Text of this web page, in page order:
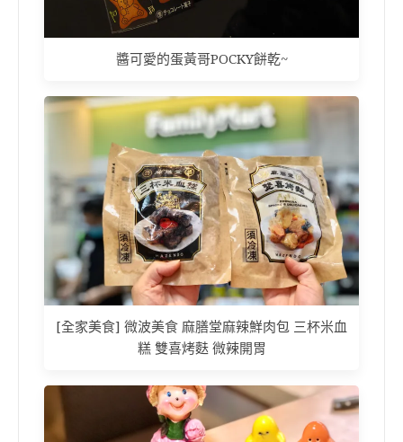
醬可愛的蛋黃哥POCKY餅乾~
[全家美食] 微波美食 麻膳堂麻辣鮮肉包 三杯米血
糕 雙喜烤麩 微辣開胃